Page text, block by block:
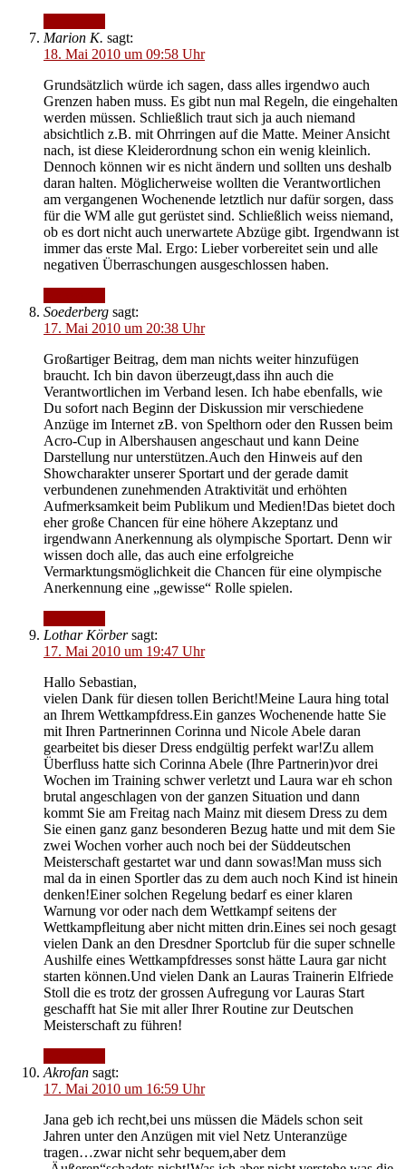
Marion K. sagt:
18. Mai 2010 um 09:58 Uhr
Grundsätzlich würde ich sagen, dass alles irgendwo auch
Grenzen haben muss. Es gibt nun mal Regeln, die eingehalten
werden müssen. Schließlich traut sich ja auch niemand
absichtlich z.B. mit Ohrringen auf die Matte. Meiner Ansicht
nach, ist diese Kleiderordnung schon ein wenig kleinlich.
Dennoch können wir es nicht ändern und sollten uns deshalb
daran halten. Möglicherweise wollten die Verantwortlichen
am vergangenen Wochenende letztlich nur dafür sorgen, dass
für die WM alle gut gerüstet sind. Schließlich weiss niemand,
ob es dort nicht auch unerwartete Abzüge gibt. Irgendwann ist
immer das erste Mal. Ergo: Lieber vorbereitet sein und alle
negativen Überraschungen ausgeschlossen haben.
Soederberg sagt:
17. Mai 2010 um 20:38 Uhr
Großartiger Beitrag, dem man nichts weiter hinzufügen
braucht. Ich bin davon überzeugt,dass ihn auch die
Verantwortlichen im Verband lesen. Ich habe ebenfalls, wie
Du sofort nach Beginn der Diskussion mir verschiedene
Anzüge im Internet zB. von Spelthorn oder den Russen beim
Acro-Cup in Albershausen angeschaut und kann Deine
Darstellung nur unterstützen.Auch den Hinweis auf den
Showcharakter unserer Sportart und der gerade damit
verbundenen zunehmenden Atraktivität und erhöhten
Aufmerksamkeit beim Publikum und Medien!Das bietet doch
eher große Chancen für eine höhere Akzeptanz und
irgendwann Anerkennung als olympische Sportart. Denn wir
wissen doch alle, das auch eine erfolgreiche
Vermarktungsmöglichkeit die Chancen für eine olympische
Anerkennung eine „gewisse“ Rolle spielen.
Lothar Körber sagt:
17. Mai 2010 um 19:47 Uhr
Hallo Sebastian,
vielen Dank für diesen tollen Bericht!Meine Laura hing total
an Ihrem Wettkampfdress.Ein ganzes Wochenende hatte Sie
mit Ihren Partnerinnen Corinna und Nicole Abele daran
gearbeitet bis dieser Dress endgültig perfekt war!Zu allem
Überfluss hatte sich Corinna Abele (Ihre Partnerin)vor drei
Wochen im Training schwer verletzt und Laura war eh schon
brutal angeschlagen von der ganzen Situation und dann
kommt Sie am Freitag nach Mainz mit diesem Dress zu dem
Sie einen ganz ganz besonderen Bezug hatte und mit dem Sie
zwei Wochen vorher auch noch bei der Süddeutschen
Meisterschaft gestartet war und dann sowas!Man muss sich
mal da in einen Sportler das zu dem auch noch Kind ist hinein
denken!Einer solchen Regelung bedarf es einer klaren
Warnung vor oder nach dem Wettkampf seitens der
Wettkampfleitung aber nicht mitten drin.Eines sei noch gesagt
vielen Dank an den Dresdner Sportclub für die super schnelle
Aushilfe eines Wettkampfdresses sonst hätte Laura gar nicht
starten können.Und vielen Dank an Lauras Trainerin Elfriede
Stoll die es trotz der grossen Aufregung vor Lauras Start
geschafft hat Sie mit aller Ihrer Routine zur Deutschen
Meisterschaft zu führen!
Akrofan sagt:
17. Mai 2010 um 16:59 Uhr
Jana geb ich recht,bei uns müssen die Mädels schon seit
Jahren unter den Anzügen mit viel Netz Unteranzüge
tragen…zwar nicht sehr bequem,aber dem